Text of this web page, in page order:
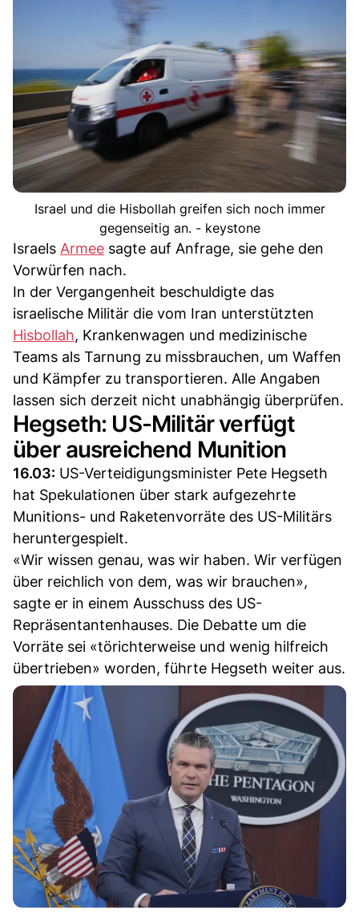
Israel und die Hisbollah greifen sich noch immer
gegenseitig an. - keystone
Israels Armee sagte auf Anfrage, sie gehe den
Vorwürfen nach.
In der Vergangenheit beschuldigte das
israelische Militär die vom Iran unterstützten
Hisbollah, Krankenwagen und medizinische
Teams als Tarnung zu missbrauchen, um Waffen
und Kämpfer zu transportieren. Alle Angaben
lassen sich derzeit nicht unabhängig überprüfen.
Hegseth: US-Militär verfügt
über ausreichend Munition
16.03: US-Verteidigungsminister Pete Hegseth
hat Spekulationen über stark aufgezehrte
Munitions- und Raketenvorräte des US-Militärs
heruntergespielt.
«Wir wissen genau, was wir haben. Wir verfügen
über reichlich von dem, was wir brauchen»,
sagte er in einem Ausschuss des US-
Repräsentantenhauses. Die Debatte um die
Vorräte sei «törichterweise und wenig hilfreich
übertrieben» worden, führte Hegseth weiter aus.